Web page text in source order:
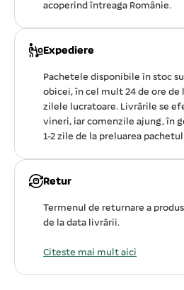
acoperind întreaga Românie.
Expediere
Pachetele disponibile în stoc
obicei, în cel mult 24 de ore de
zilele lucratoare. Livrările se
vineri, iar comenzile ajung, în
1-2 zile de la preluarea
Retur
Termenul de returnare a
de la data livrării.
Citeste mai mult aici